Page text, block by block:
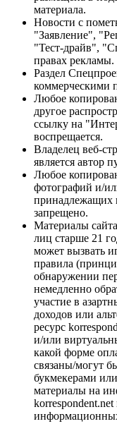
материала.
Новости с
"Заявление",
"Тест-драйв",
правах рекламы.
Раздел
коммерческими
Любое
другое
ссылку на
воспрещается.
Владелец веб-
является автор
Любое
фотографий и/
принадлежащих
запрещено.
Материалы
лиц старше 21
может вызвать
правила
обнаружении
немедленно
участие в
доходов или
ресурс
и/или
какой форме
связаны/могут
букмекерами
материалы на